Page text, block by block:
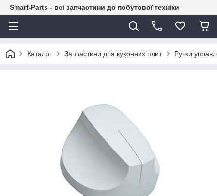
Smart-Parts - всі запчастини до побутової техніки
Каталог Запчастини для кухонних плит Ручки